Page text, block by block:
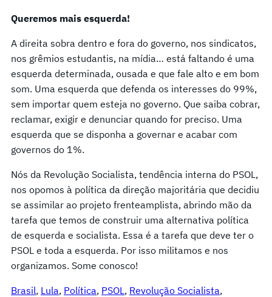
Queremos mais esquerda!
A direita sobra dentro e fora do governo, nos sindicatos,
nos grêmios estudantis, na mídia… está faltando é uma
esquerda determinada, ousada e que fale alto e em bom
som. Uma esquerda que defenda os interesses do 99%,
sem importar quem esteja no governo. Que saiba cobrar,
reclamar, exigir e denunciar quando for preciso. Uma
esquerda que se disponha a governar e acabar com
governos do 1%.
Nós da Revolução Socialista, tendência interna do PSOL,
nos opomos à política da direção majoritária que decidiu
se assimilar ao projeto frenteamplista, abrindo mão da
tarefa que temos de construir uma alternativa política
de esquerda e socialista. Essa é a tarefa que deve ter o
PSOL e toda a esquerda. Por isso militamos e nos
organizamos. Some conosco!
Brasil, Lula, Política, PSOL , Revolução Socialista